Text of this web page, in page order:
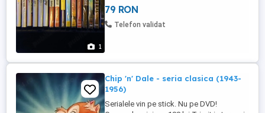
1
79 RON
Telefon validat
Chip 'n' Dale - seria clasica (1943-
1956)
Serialele vin pe stick. Nu pe DVD!